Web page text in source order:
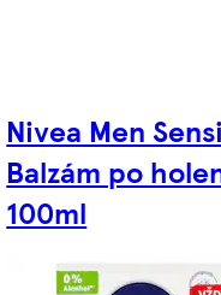
Nivea Men
Balzám po
100ml